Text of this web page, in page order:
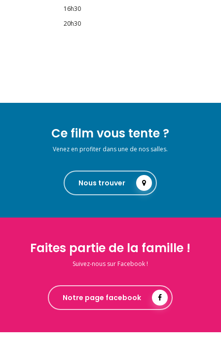
16h30
20h30
Ce film vous tente ?
Venez en profiter dans une de nos salles.
Nous trouver
Faites partie de la famille !
Suivez-nous sur Facebook !
Notre page facebook